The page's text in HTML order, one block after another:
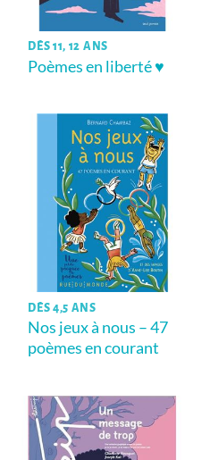
DÈS 11, 12 ANS
Poèmes en liberté ♥
DÈS 4,5 ANS
Nos jeux à nous – 47
poèmes en courant